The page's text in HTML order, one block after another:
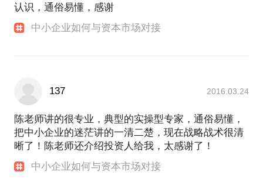
认识，通俗易懂，感谢
中小企业如何与资本市场对接
137 2016.03.24
陈老师讲的很专业，典型的实操型专家，通俗易懂，
把中小企业的迷茫讲的一清二楚，现在战略战术很清
晰了！陈老师还介绍投资人给我，太感谢了！
中小企业如何与资本市场对接